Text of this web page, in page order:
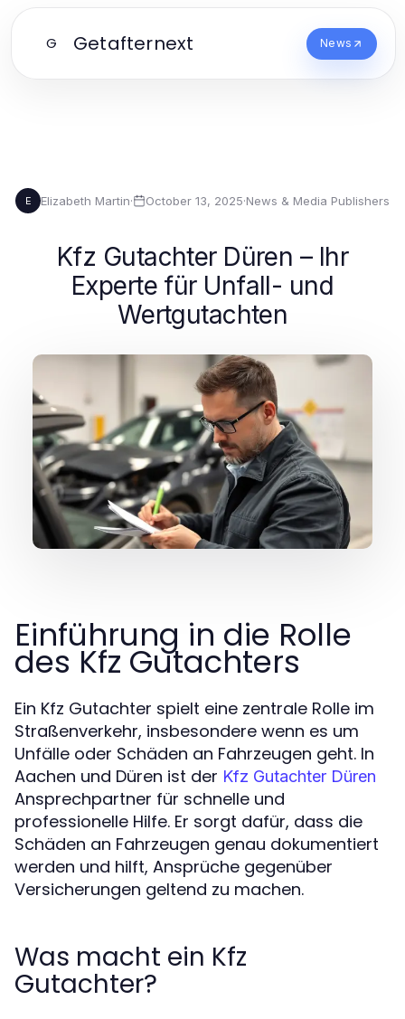
G Getafternext News
E Elizabeth Martin· October 13, 2025·News & Media Publishers
Kfz Gutachter Düren – Ihr
Experte für Unfall- und
Wertgutachten
Einführung in die Rolle
des Kfz Gutachters
Ein Kfz Gutachter spielt eine zentrale Rolle im
Straßenverkehr, insbesondere wenn es um
Unfälle oder Schäden an Fahrzeugen geht. In
Aachen und Düren ist der Kfz Gutachter Düren
Ansprechpartner für schnelle und
professionelle Hilfe. Er sorgt dafür, dass die
Schäden an Fahrzeugen genau dokumentiert
werden und hilft, Ansprüche gegenüber
Versicherungen geltend zu machen.
Was macht ein Kfz
Gutachter?